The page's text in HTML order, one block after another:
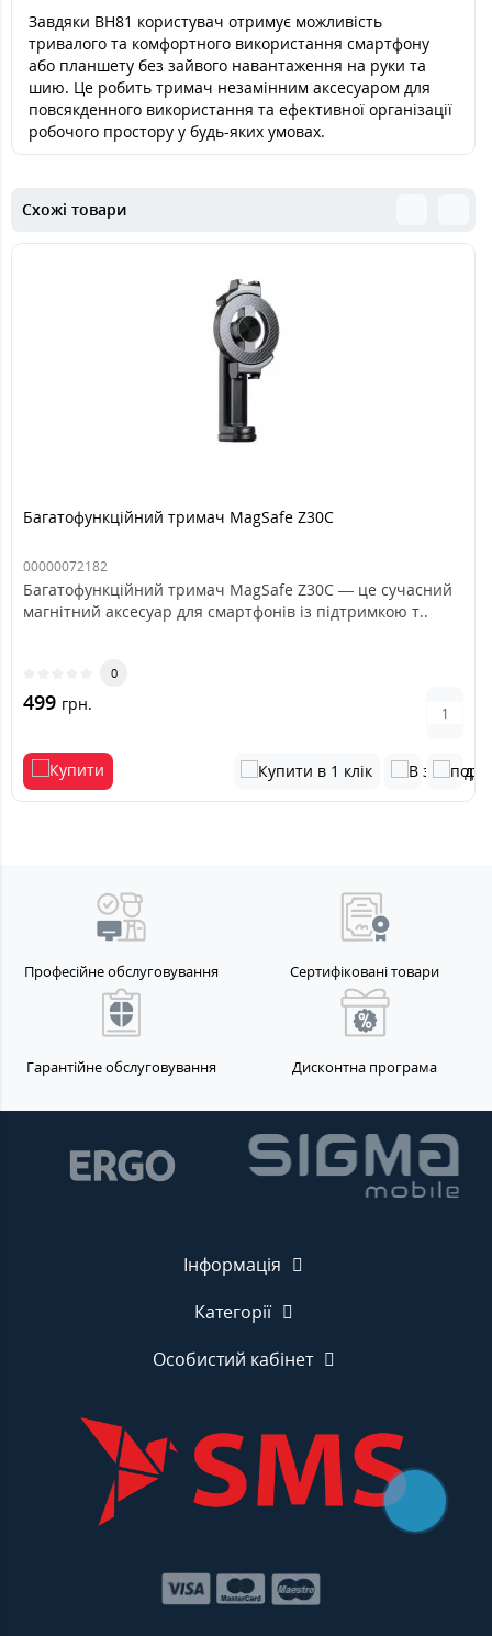
Завдяки BH81 користувач отримує можливість
тривалого та комфортного використання смартфону
або планшету без зайвого навантаження на руки та
шию. Це робить тримач незамінним аксесуаром для
повсякденного використання та ефективної організації
робочого простору у будь-яких умовах.
Схожі товари
Багатофункційний тримач MagSafe Z30C
00000072182
Багатофункційний тримач MagSafe Z30C — це сучасний
магнітний аксесуар для смартфонів із підтримкою т..
0
499 грн.
Професійне обслуговування Сертифіковані товари
Гарантійне обслуговування Дисконтна програма
Інформація
Категорії
Особистий кабінет